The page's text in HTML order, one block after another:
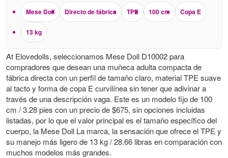
Mese Doll Directo de fábrica TPE 100 cm Copa E
13 kg
At Elovedolls, seleccionamos Mese Doll D10002 para
compradores que desean una muñeca adulta compacta de
fábrica directa con un perfil de tamaño claro, material TPE suave
al tacto y forma de copa E curvilínea sin tener que adivinar a
través de una descripción vaga. Este es un modelo fijo de 100
cm / 3.28 pies con un precio de $675, sin opciones incluidas
listadas, por lo que el valor principal es el tamaño específico del
cuerpo, la Mese Doll La marca, la sensación que ofrece el TPE y
su manejo más ligero de 13 kg / 28.66 libras en comparación con
muchos modelos más grandes.